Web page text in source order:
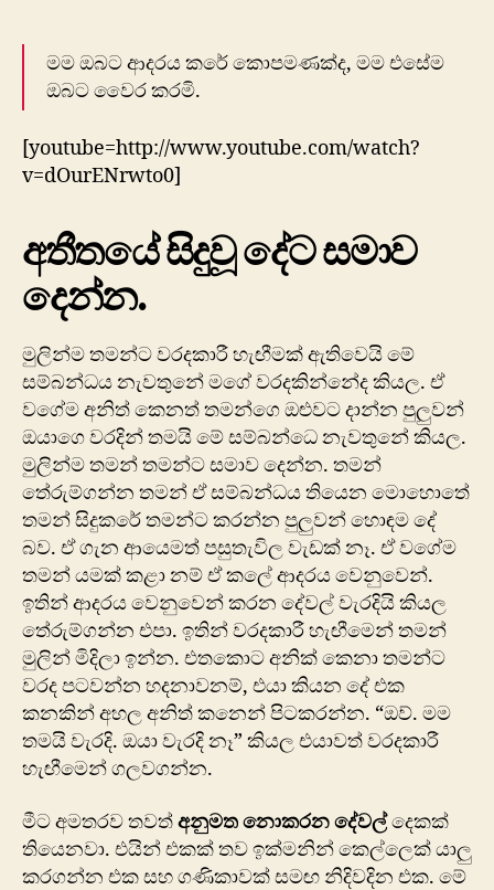
මම ඔබට ආදරය කරේ කොපමණක්ද, මම එසේම
ඔබට වෛර කරමි.
[youtube=http://www.youtube.com/watch?
v=dOurENrwto0]
අතීතයේ සිදුවූ දේට සමාව
දෙන්න.
මුලින්ම තමන්ට වරදකාරී හැඟීමක් ඇතිවෙයි මේ
සම්බන්ධය නැවතුනේ මගේ වරදකින්නේද කියල. ඒ
වගේම අනිත් කෙනත් තමන්ගෙ ඔළුවට දාන්න පුලුවන්
ඔයාගෙ වරදින් තමයි මේ සම්බන්ධෙ නැවතුනේ කියල.
මුලින්ම තමන් තමන්ට සමාව දෙන්න. තමන්
තේරුම්ගන්න තමන් ඒ සම්බන්ධය තියෙන මොහොතේ
තමන් සිදුකරේ තමන්ට කරන්න පුලුවන් හොඳම දේ
බව. ඒ ගැන ආයෙමත් පසුතැවිල වැඩක් නෑ. ඒ වගේම
තමන් යමක් කළා නම් ඒ කලේ ආදරය වෙනුවෙන්.
ඉතින් ආදරය වෙනුවෙන් කරන දේවල් වැරදියි කියල
තේරුම්ගන්න එපා. ඉතින් වරදකාරී හැඟීමෙන් තමන්
මුලින් මිදිලා ඉන්න. එතකොට අනික් කෙනා තමන්ට
වරද පටවන්න හදනාවනම්, එයා කියන දේ එක
කනකින් අහල අනිත් කනෙන් පිටකරන්න. “ඔව්. මම
තමයි වැරදි. ඔයා වැරදි නෑ” කියල එයාවත් වරදකාරී
හැඟීමෙන් ගලවගන්න.
මීට අමතරව තවත්අනුමත නොකරන දේවල්දෙකක්
තියෙනවා. එයින් එකක් තව ඉක්මනින් කෙල්ලෙක් යාලු
කරගන්න එක සහ ගණිකාවක් සමඟ නිදිවදින එක. මේ